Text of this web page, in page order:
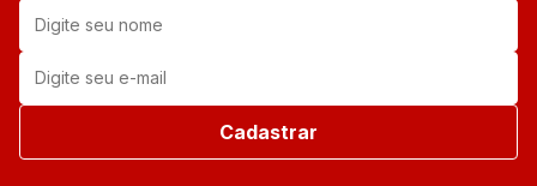
Cadastrar